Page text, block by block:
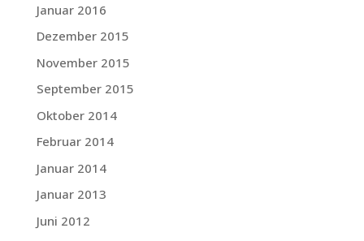
Januar 2016
Dezember 2015
November 2015
September 2015
Oktober 2014
Februar 2014
Januar 2014
Januar 2013
Juni 2012